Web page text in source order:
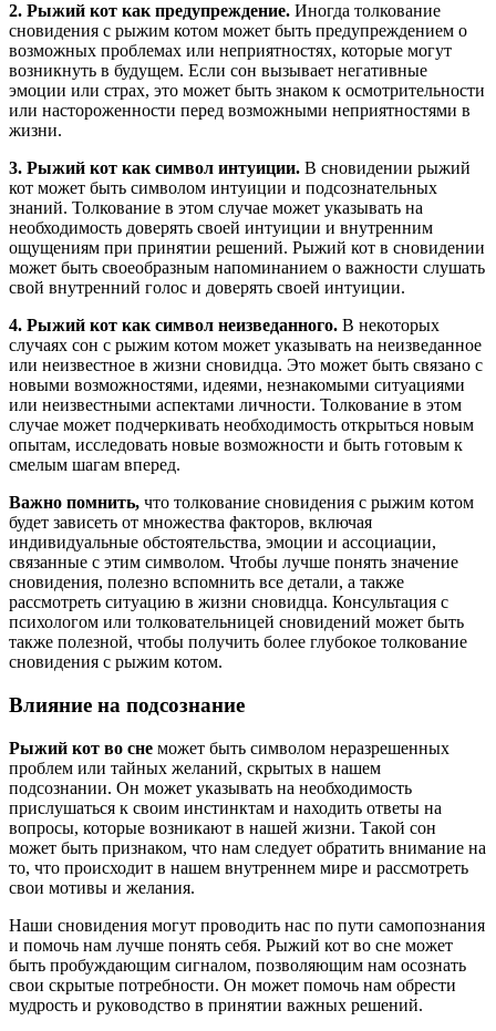
2. Рыжий кот как предупреждение. Иногда толкование
сновидения с рыжим котом может быть предупреждением о
возможных проблемах или неприятностях, которые могут
возникнуть в будущем. Если сон вызывает негативные
эмоции или страх, это может быть знаком к осмотрительности
или настороженности перед возможными неприятностями в
жизни.
3. Рыжий кот как символ интуиции. В сновидении рыжий
кот может быть символом интуиции и подсознательных
знаний. Толкование в этом случае может указывать на
необходимость доверять своей интуиции и внутренним
ощущениям при принятии решений. Рыжий кот в сновидении
может быть своеобразным напоминанием о важности слушать
свой внутренний голос и доверять своей интуиции.
4. Рыжий кот как символ неизведанного. В некоторых
случаях сон с рыжим котом может указывать на неизведанное
или неизвестное в жизни сновидца. Это может быть связано с
новыми возможностями, идеями, незнакомыми ситуациями
или неизвестными аспектами личности. Толкование в этом
случае может подчеркивать необходимость открыться новым
опытам, исследовать новые возможности и быть готовым к
смелым шагам вперед.
Важно помнить, что толкование сновидения с рыжим котом
будет зависеть от множества факторов, включая
индивидуальные обстоятельства, эмоции и ассоциации,
связанные с этим символом. Чтобы лучше понять значение
сновидения, полезно вспомнить все детали, а также
рассмотреть ситуацию в жизни сновидца. Консультация с
психологом или толковательницей сновидений может быть
также полезной, чтобы получить более глубокое толкование
сновидения с рыжим котом.
Влияние на подсознание
Рыжий кот во сне может быть символом неразрешенных
проблем или тайных желаний, скрытых в нашем
подсознании. Он может указывать на необходимость
прислушаться к своим инстинктам и находить ответы на
вопросы, которые возникают в нашей жизни. Такой сон
может быть признаком, что нам следует обратить внимание на
то, что происходит в нашем внутреннем мире и рассмотреть
свои мотивы и желания.
Наши сновидения могут проводить нас по пути самопознания
и помочь нам лучше понять себя. Рыжий кот во сне может
быть пробуждающим сигналом, позволяющим нам осознать
свои скрытые потребности. Он может помочь нам обрести
мудрость и руководство в принятии важных решений.